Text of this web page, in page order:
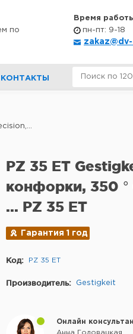
по
Время
пн-пт: 9-18
КОНТАКТЫ
PZ 35 ET
конфорки, 350 °
... PZ 35 ET
Гарантия 1 год
Код: PZ 35 ET
Производитель: Gestigkeit
Онлайн
Анна Головацкая